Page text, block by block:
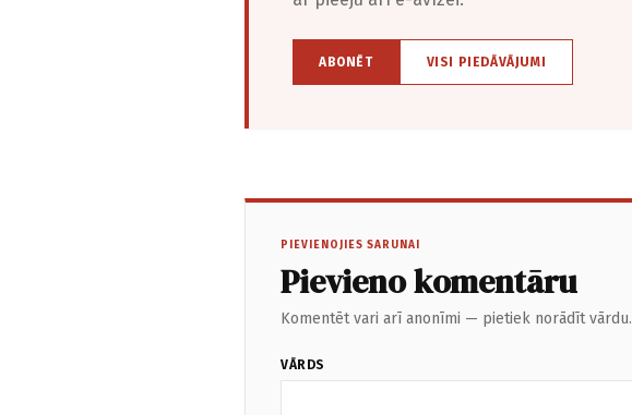
ABONĒT VISI PIEDĀVĀJUMI
PIEVIENOJIES SARUNAI
Pievieno komentāru
Komentēt vari arī anonīmi — pietiek norādīt vārdu.
VĀRDS